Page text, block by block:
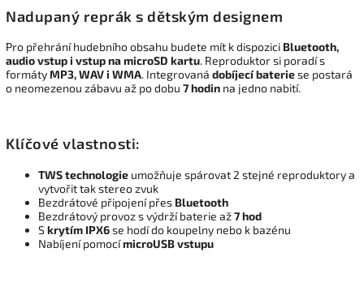
Nadupaný reprák s dětským designem
Pro přehrání hudebního obsahu budete mít k dispozici Bluetooth,
audio vstup i vstup namicroSD kartu. Reproduktor si poradí s
formátyMP3, WAV i WMA. Integrovaná dobíjecí bateriese postará
o neomezenou zábavu až po dobu 7 hodin na jedno nabití.
Klíčové vlastnosti:
TWS technologie umožňuje spárovat 2 stejné reproduktory a
vytvořit tak stereo zvuk
Bezdrátové připojení přes Bluetooth
Bezdrátový provoz s výdrží baterie až7 hod
Skrytím IPX6se hodí do koupelny nebo k bazénu
Nabíjení pomocímicroUSBvstupu